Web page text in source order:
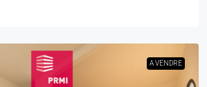
A VENDRE